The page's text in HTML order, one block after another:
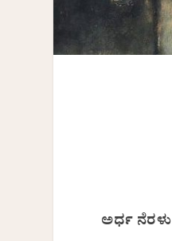
ಅರ್ಧ ನೆರಳು